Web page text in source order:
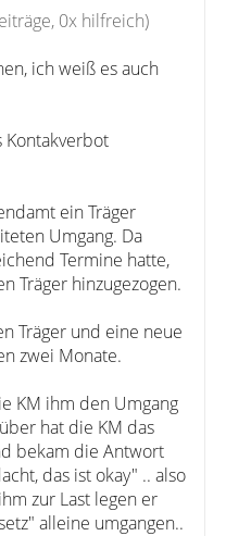
0x hilfreich)
ich weiß es auch
Kontakverbot
ein Träger
Umgang. Da
Termine hatte,
Träger hinzugezogen.
Träger und eine neue
zwei Monate.
KM ihm den Umgang
hat die KM das
bekam die Antwort
das ist okay" .. also
zur Last legen er
alleine umgangen..